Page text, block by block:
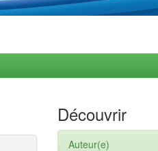
Découvrir
Auteur(e)